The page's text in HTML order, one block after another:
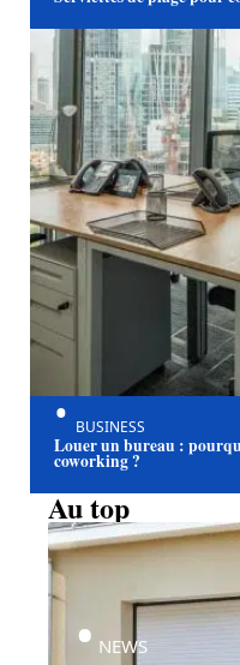
BUSINESS
Louer un bureau :
coworking ?
Au top
NEWS